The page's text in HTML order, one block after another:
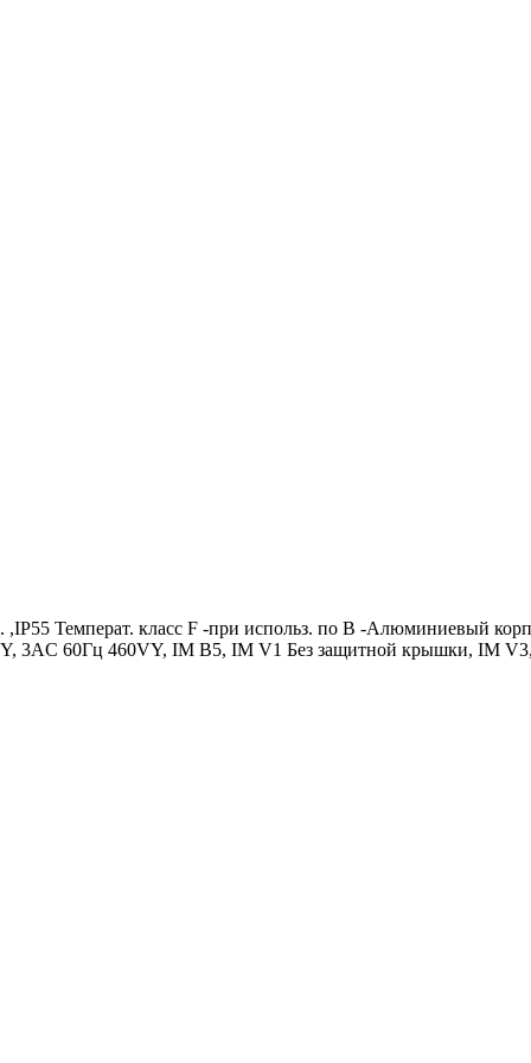
Температ. класс F -при использ. по B -Алюминиевый
60Гц 460VY, IM B5, IM V1 Без защитной крышки, IM V3,